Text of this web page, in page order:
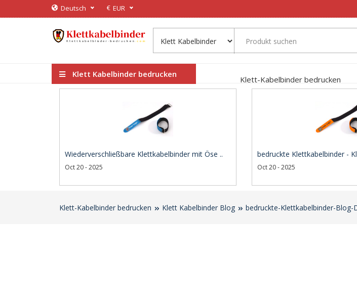
Deutsch € EUR
Klett Kabelbinder bedrucken
Klett-Kabelbinder bedrucken
Wiederverschließbare Klettkabelbinder mit Öse ..
Oct 20 - 2025
bedruckte Klettkabelbinder -
Oct 20 - 2025
Klett-Kabelbinder bedrucken Klett Kabelbinder Blog bedruckte-Klettkabelbinder-Blog-